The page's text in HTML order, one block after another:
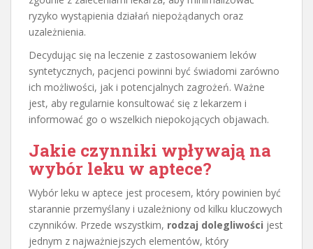
ryzyko wystąpienia działań niepożądanych oraz
uzależnienia.
Decydując się na leczenie z zastosowaniem leków
syntetycznych, pacjenci powinni być świadomi zarówno
ich możliwości, jak i potencjalnych zagrożeń. Ważne
jest, aby regularnie konsultować się z lekarzem i
informować go o wszelkich niepokojących objawach.
Jakie czynniki wpływają na
wybór leku w aptece?
Wybór leku w aptece jest procesem, który powinien być
starannie przemyślany i uzależniony od kilku kluczowych
czynników. Przede wszystkim, rodzaj dolegliwości jest
jednym z najważniejszych elementów, który